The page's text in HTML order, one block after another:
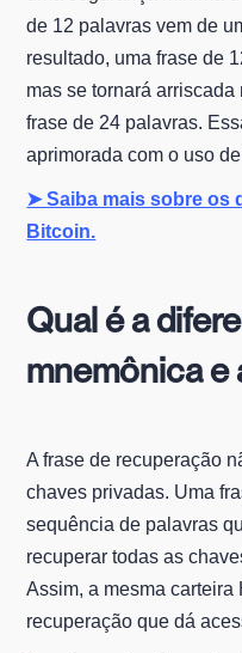
de 12 palavras vem de
resultado, uma frase de
mas se tornará
frase de 24 palavras.
aprimorada com o uso
➤ Saiba mais sobre os
Bitcoin.
Qual é a
mnemônica e
A frase de recuperação
chaves privadas. Uma
sequência de palavras
recuperar todas as
Assim, a mesma
recuperação que dá